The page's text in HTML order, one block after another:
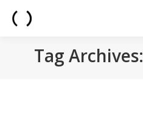
Tag Archives: